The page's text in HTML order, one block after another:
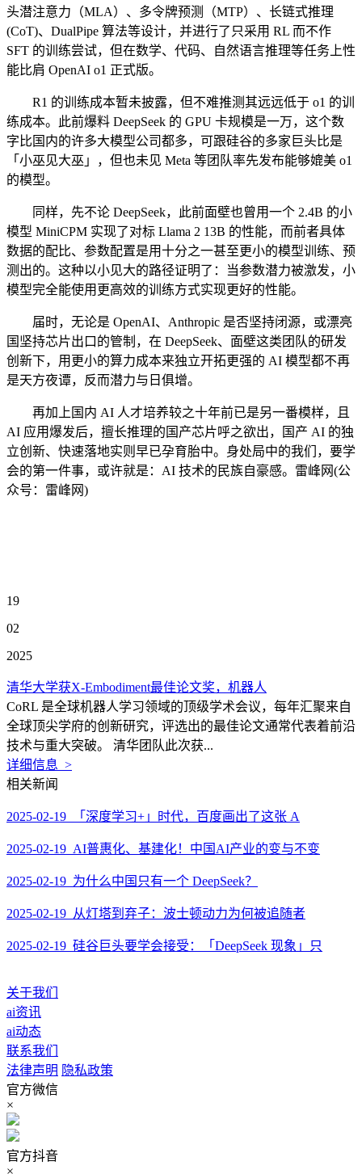
头潜注意力（MLA）、多令牌预测（MTP）、长链式推理
(CoT)、DualPipe 算法等设计，并进行了只采用 RL 而不作
SFT 的训练尝试，但在数学、代码、自然语言推理等任务上性
能比肩 OpenAI o1 正式版。
R1 的训练成本暂未披露，但不难推测其远远低于 o1 的训
练成本。此前爆料 DeepSeek 的 GPU 卡规模是一万，这个数
字比国内的许多大模型公司都多，可跟硅谷的多家巨头比是
「小巫见大巫」，但也未见 Meta 等团队率先发布能够媲美 o1
的模型。
同样，先不论 DeepSeek，此前面壁也曾用一个 2.4B 的小
模型 MiniCPM 实现了对标 Llama 2 13B 的性能，而前者具体
数据的配比、参数配置是用十分之一甚至更小的模型训练、预
测出的。这种以小见大的路径证明了：当参数潜力被激发，小
模型完全能使用更高效的训练方式实现更好的性能。
届时，无论是 OpenAI、Anthropic 是否坚持闭源，或漂亮
国坚持芯片出口的管制，在 DeepSeek、面壁这类团队的研发
创新下，用更小的算力成本来独立开拓更强的 AI 模型都不再
是天方夜谭，反而潜力与日俱增。
再加上国内 AI 人才培养较之十年前已是另一番模样，且
AI 应用爆发后，擅长推理的国产芯片呼之欲出，国产 AI 的独
立创新、快速落地实则早已孕育胎中。身处局中的我们，要学
会的第一件事，或许就是：AI 技术的民族自豪感。雷峰网(公
众号：雷峰网)
19
02
2025
清华大学获X-Embodiment最佳论文奖，机器人
CoRL 是全球机器人学习领域的顶级学术会议，每年汇聚来自
全球顶尖学府的创新研究，评选出的最佳论文通常代表着前沿
技术与重大突破。 清华团队此次获...
详细信息 >
相关新闻
2025-02-19 「深度学习+」时代，百度画出了这张 A
2025-02-19 AI普惠化、基建化！中国AI产业的变与不变
2025-02-19 为什么中国只有一个 DeepSeek？
2025-02-19 从灯塔到弃子：波士顿动力为何被追随者
2025-02-19 硅谷巨头要学会接受：「DeepSeek 现象」只
关于我们
ai资讯
ai动态
联系我们
法律声明 隐私政策
官方微信
×
官方抖音
×